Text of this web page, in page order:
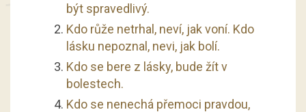
být spravedlivý.
Kdo růže netrhal, neví, jak voní. Kdo
lásku nepoznal, nevi, jak bolí.
Kdo se bere z lásky, bude žít v
bolestech.
Kdo se nenechá přemoci pravdou,